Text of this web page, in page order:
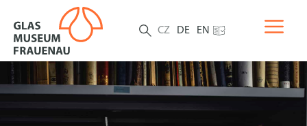
CZ DE EN